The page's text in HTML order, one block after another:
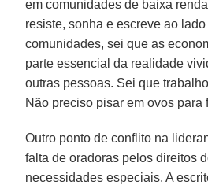
em comunidades de baixa
resiste, sonha e escreve ao
comunidades, sei que as
parte essencial da realidade
outras pessoas. Sei que
Não preciso pisar em ovos para
Outro ponto de conflito na
falta de oradoras pelos direitos
necessidades especiais. A